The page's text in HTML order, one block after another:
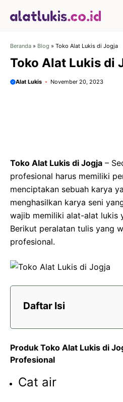
Beranda » Blog » Toko Alat Lukis di Jogja
Toko Alat Lukis di
Alat Lukis November 20, 2023
Toko Alat Lukis di Jogja –
profesional harus memiliki
menciptakan sebuah karya
menghasilkan karya seni
wajib memiliki alat-alat lukis
Berikut peralatan tulis yang
profesional.
Daftar Isi
Produk Toko Alat Lukis di
Profesional
Cat air